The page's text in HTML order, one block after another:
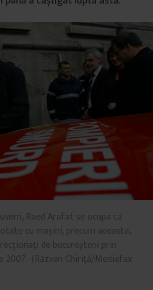
Raed Arafat se ocupa ca
cu mașini, precum aceasta,
de bucureșteni prin
2007. (Răzvan Chiriță/Mediafax